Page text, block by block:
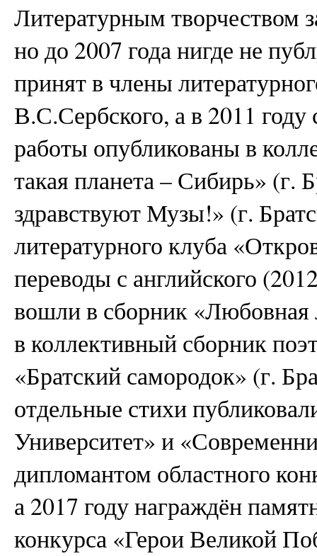
Литературным творчеством
но до 2007 года нигде не
принят в члены
В.С.Сербского, а в 2011
работы опубликованы в
такая планета – Сибирь» (г.
здравствуют Музы!» (г.
литературного клуба
переводы с английского
вошли в сборник «Любовная
в коллективный сборник
«Братский самородок» (г.
отдельные стихи
Университет» и
дипломантом областного
а 2017 году награждён
конкурса «Герои Великой